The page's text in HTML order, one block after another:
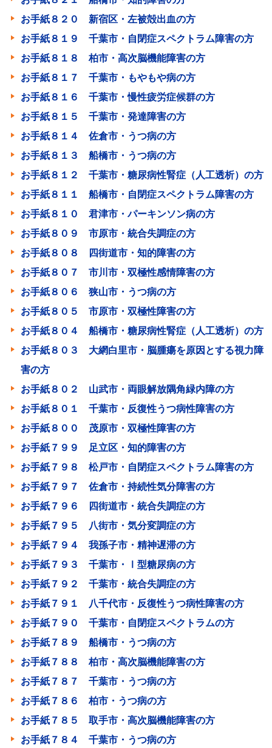
お手紙８２０ 新宿区・左被殻出血の方
お手紙８１９ 千葉市・自閉症スペクトラム障害の方
お手紙８１８ 柏市・高次脳機能障害の方
お手紙８１７ 千葉市・もやもや病の方
お手紙８１６ 千葉市・慢性疲労症候群の方
お手紙８１５ 千葉市・発達障害の方
お手紙８１４ 佐倉市・うつ病の方
お手紙８１３ 船橋市・うつ病の方
お手紙８１２ 千葉市・糖尿病性腎症（人工透析）の方
お手紙８１１ 船橋市・自閉症スペクトラム障害の方
お手紙８１０ 君津市・パーキンソン病の方
お手紙８０９ 市原市・統合失調症の方
お手紙８０８ 四街道市・知的障害の方
お手紙８０７ 市川市・双極性感情障害の方
お手紙８０６ 狭山市・うつ病の方
お手紙８０５ 市原市・双極性障害の方
お手紙８０４ 船橋市・糖尿病性腎症（人工透析）の方
お手紙８０３ 大網白里市・脳腫瘍を原因とする視力障
害の方
お手紙８０２ 山武市・両眼解放隅角緑内障の方
お手紙８０１ 千葉市・反復性うつ病性障害の方
お手紙８００ 茂原市・双極性障害の方
お手紙７９９ 足立区・知的障害の方
お手紙７９８ 松戸市・自閉症スペクトラム障害の方
お手紙７９７ 佐倉市・持続性気分障害の方
お手紙７９６ 四街道市・統合失調症の方
お手紙７９５ 八街市・気分変調症の方
お手紙７９４ 我孫子市・精神遅滞の方
お手紙７９３ 千葉市・Ⅰ型糖尿病の方
お手紙７９２ 千葉市・統合失調症の方
お手紙７９１ 八千代市・反復性うつ病性障害の方
お手紙７９０ 千葉市・自閉症スペクトラムの方
お手紙７８９ 船橋市・うつ病の方
お手紙７８８ 柏市・高次脳機能障害の方
お手紙７８７ 千葉市・うつ病の方
お手紙７８６ 柏市・うつ病の方
お手紙７８５ 取手市・高次脳機能障害の方
お手紙７８４ 千葉市・うつ病の方